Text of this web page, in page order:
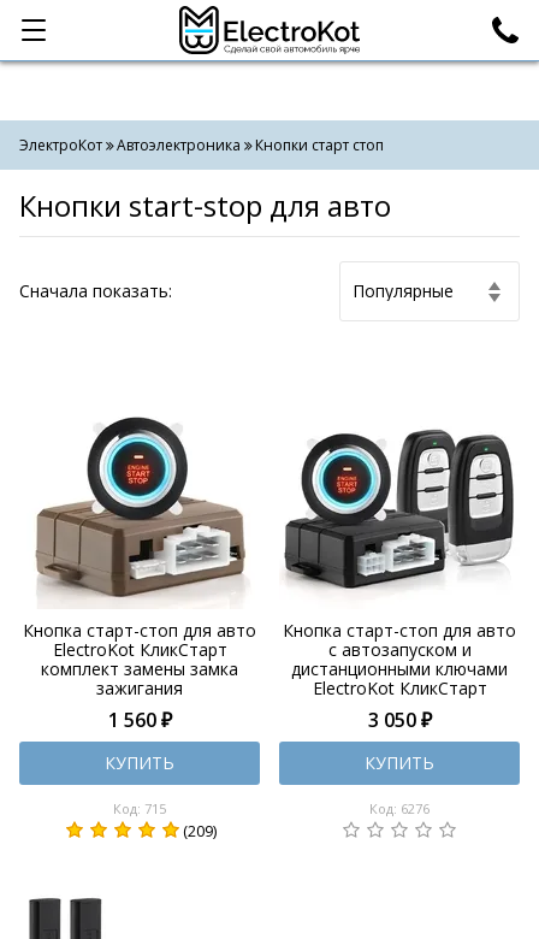
Категории Поиск
ЭлектроКот Автоэлектроника Кнопки старт стоп
Кнопки start-stop для авто
Cначала показать:
Кнопка старт-стоп для авто
ElectroKot КликСтарт
комплект замены замка
зажигания
1 560 ₽
КУПИТЬ
Код: 715
(209)
Кнопка старт-стоп для авто
с автозапуском и
дистанционными ключами
ElectroKot КликСтарт
комплект замены замка
зажигания
3 050 ₽
КУПИТЬ
Код: 6276